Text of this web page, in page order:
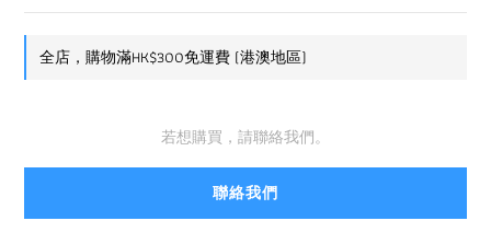
全店，購物滿HK$300免運費 (港澳地區)
若想購買，請聯絡我們。
聯絡我們